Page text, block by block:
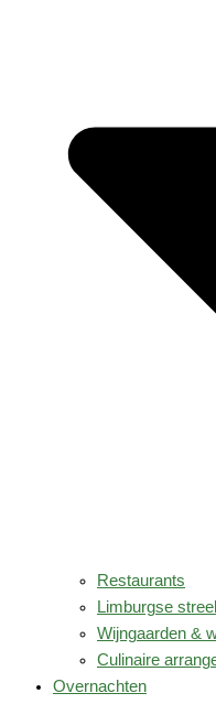
Restaurants
Limburgse
Wijngaarden &
Culinaire
Overnachten